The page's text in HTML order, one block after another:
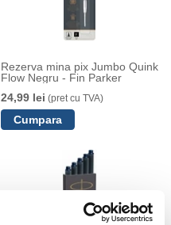
Rezerva mina pix Jumbo Quink
Flow Negru - Fin Parker
24,99 lei (pret cu TVA)